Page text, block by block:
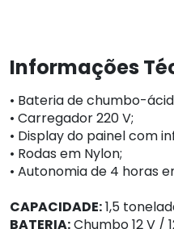
Informações
• Bateria de chumbo-
• Carregador 220 V;
• Display do painel com
• Rodas em Nylon;
• Autonomia de 4 horas
CAPACIDADE:1,5
BATERIA:Chumbo 12 V /